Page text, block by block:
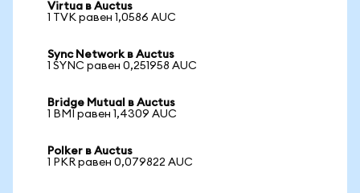
Virtua в Auctus
1 TVK равен 1,0586 AUC
Sync Network в Auctus
1 SYNC равен 0,251958 AUC
Bridge Mutual в Auctus
1 BMI равен 1,4309 AUC
Polker в Auctus
1 PKR равен 0,079822 AUC